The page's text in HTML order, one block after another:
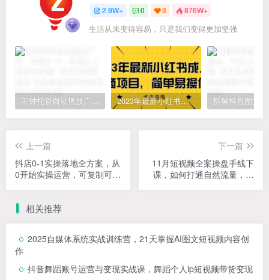
2.9W+ 0 3 876W+
生活从未变得容易，只是我们变得更加坚强
闹钟托管自动播放广告，单机5-10，无需人工操作 2023年最新小红书成人电商项目，简单易操作【详细教程】
上一篇
抖店0-1实操落地全方案，从
0开始实操运营，可复制可落
下一篇
11月短视频全案操盘手线下
课，如何打通自然流量，成
相关推荐
2025自媒体系统实战训练营，21天掌握AI图文短视频内容创
作
抖音舞蹈账号运营与变现实战课，舞蹈个人ip短视频带货变现